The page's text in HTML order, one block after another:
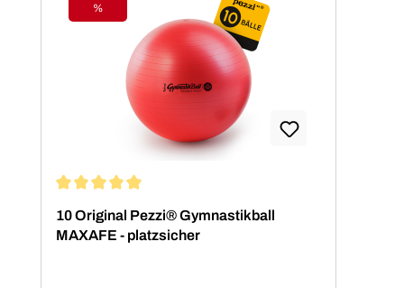
Rabatt
%
10 Original Pezzi® Gymnastikball
MAXAFE - platzsicher